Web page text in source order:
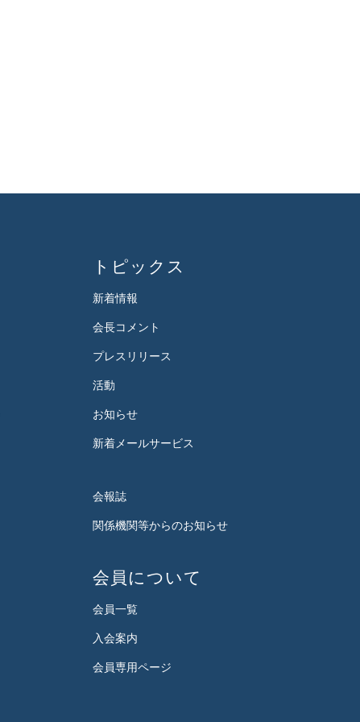
トピックス
新着情報
会長コメント
プレスリリース
活動
お知らせ
新着メールサービス
会報誌
関係機関等からのお知らせ
会員について
会員一覧
入会案内
会員専用ページ